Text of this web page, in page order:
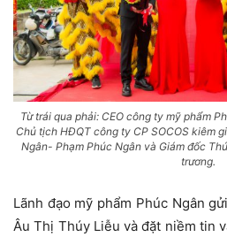
Từ trái qua phải: CEO công ty mỹ phẩm
Chủ tịch HĐQT công ty CP SOCOS kiêm
Ngân- Phạm Phúc Ngân và Giám đốc
trương.
Lãnh đạo mỹ phẩm Phúc Ngân
Âu Thị Thúy Liễu và đặt niềm tin